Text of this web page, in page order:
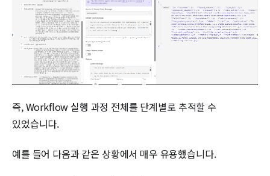
즉, Workflow 실행 과정 전체를 단계별로 추적할 수
있었습니다.
예를 들어 다음과 같은 상황에서 매우 유용했습니다.